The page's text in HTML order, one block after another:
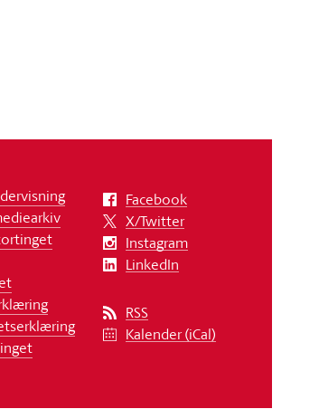
Facebook
X/Twitter
Instagram
LinkedIn
RSS
Kalender (iCal)